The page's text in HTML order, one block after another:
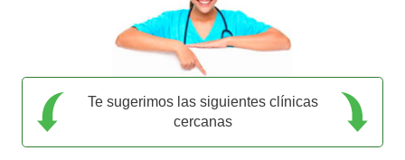
Te sugerimos las siguientes clínicas
cercanas